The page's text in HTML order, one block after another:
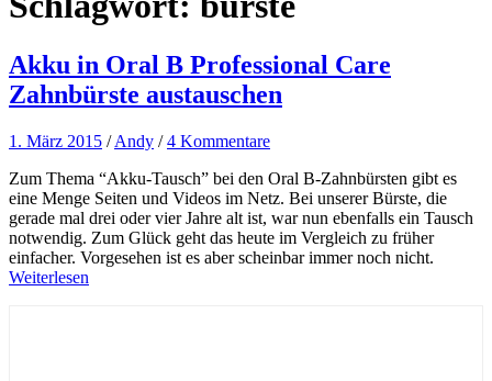
Akku in Oral B Professional Care
Zahnbürste austauschen
1. März 2015 /Andy /4 Kommentare
Zum Thema “Akku-Tausch” bei den Oral B-Zahnbürsten gibt es
eine Menge Seiten und Videos im Netz. Bei unserer Bürste, die
gerade mal drei oder vier Jahre alt ist, war nun ebenfalls ein Tausch
notwendig. Zum Glück geht das heute im Vergleich zu früher
einfacher. Vorgesehen ist es aber scheinbar immer noch nicht.
Weiterlesen